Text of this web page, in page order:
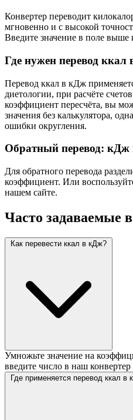
Конвертер переводит
мгновенно и с высокой
Введите значение в поле выше
Где нужен перевод ккал
Перевод ккал в кДж
диетологии, при расчёте
коэффициент пересчёта, вы
значения без калькулятора,
ошибки округления.
Обратный перевод: кДж
Для обратного перевода
коэффициент. Или
нашем сайте.
Часто задаваемые
Как перевести ккал в кДж?
Умножьте значение на
введите число в наш конвертер
Где применяется перевод ккал в